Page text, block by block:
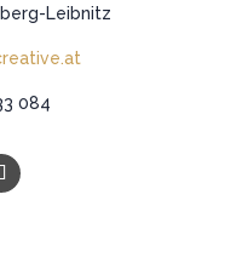
Leibnitz
084